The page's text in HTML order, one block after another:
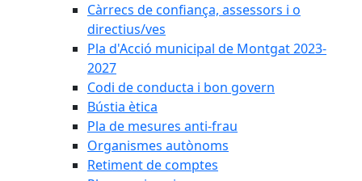
Càrrecs de confiança, assessors i o
directius/ves
Pla d'Acció municipal de Montgat 2023-
2027
Codi de conducta i bon govern
Bústia ètica
Pla de mesures anti-frau
Organismes autònoms
Retiment de comptes